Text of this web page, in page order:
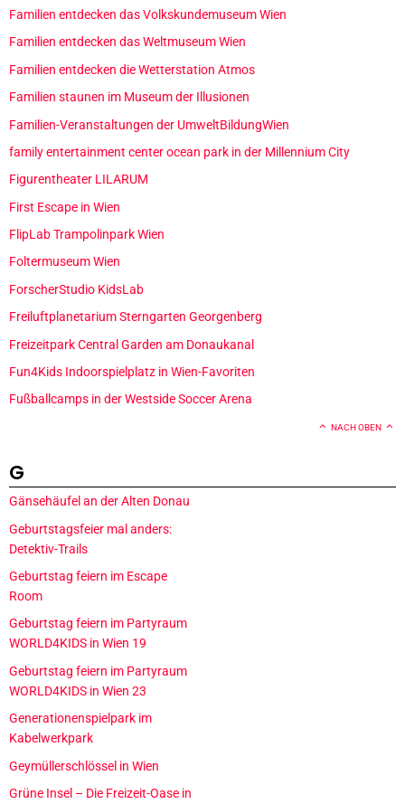
Familien entdecken das Volkskundemuseum Wien
Familien entdecken das Weltmuseum Wien
Familien entdecken die Wetterstation Atmos
Familien staunen im Museum der Illusionen
Familien-Veranstaltungen der UmweltBildungWien
family entertainment center ocean park in der Millennium City
Figurentheater LILARUM
First Escape in Wien
FlipLab Trampolinpark Wien
Foltermuseum Wien
ForscherStudio KidsLab
Freiluftplanetarium Sterngarten Georgenberg
Freizeitpark Central Garden am Donaukanal
Fun4Kids Indoorspielplatz in Wien-Favoriten
Fußballcamps in der Westside Soccer Arena
NACH OBEN
G
Gänsehäufel an der Alten Donau
Geburtstagsfeier mal anders:
Detektiv-Trails
Geburtstag feiern im Escape
Room
Geburtstag feiern im Partyraum
WORLD4KIDS in Wien 19
Geburtstag feiern im Partyraum
WORLD4KIDS in Wien 23
Generationenspielpark im
Kabelwerkpark
Geymüllerschlössel in Wien
Grüne Insel – Die Freizeit-Oase in